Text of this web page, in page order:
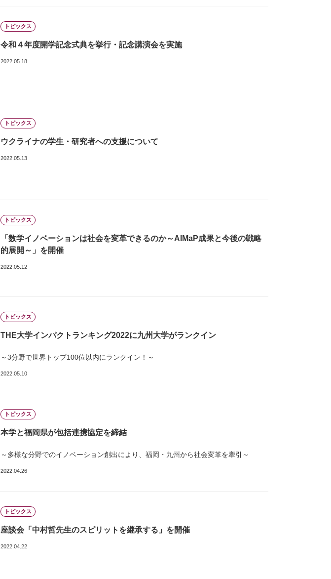
トピックス
令和４年度開学記念式典を挙行・記念講演会を実施
2022.05.18
トピックス
ウクライナの学生・研究者への支援について
2022.05.13
トピックス
「数学イノベーションは社会を変革できるのか～AIMaP成果と今後の戦略
的展開～」を開催
2022.05.12
トピックス
THE大学インパクトランキング2022に九州大学がランクイン
～3分野で世界トップ100位以内にランクイン！～
2022.05.10
トピックス
本学と福岡県が包括連携協定を締結
～多様な分野でのイノベーション創出により、福岡・九州から社会変革を牽引～
2022.04.26
トピックス
座談会「中村哲先生のスピリットを継承する」を開催
2022.04.22